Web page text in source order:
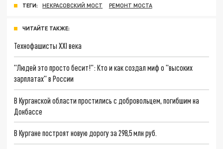
ТЕГИ: НЕКРАСОВСКИЙ МОСТ РЕМОНТ МОСТА
ЧИТАЙТЕ ТАКЖЕ:
Технофашисты XXI века
"Людей это просто бесит!": Кто и как создал миф о "высоких
зарплатах" в России
В Курганской области простились с добровольцем, погибшим на
Донбассе
В Кургане построят новую дорогу за 298,5 млн руб.